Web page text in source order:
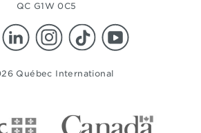
QC G1W 0C5
Québec International